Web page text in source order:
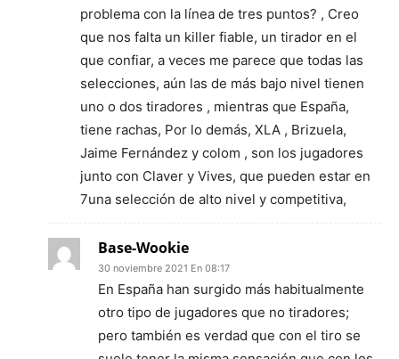
problema con la línea de tres puntos? , Creo
que nos falta un killer fiable, un tirador en el
que confiar, a veces me parece que todas las
selecciones, aún las de más bajo nivel tienen
uno o dos tiradores , mientras que España,
tiene rachas, Por lo demás, XLA , Brizuela,
Jaime Fernández y colom , son los jugadores
junto con Claver y Vives, que pueden estar en
7una selección de alto nivel y competitiva,
Base-Wookie
30 noviembre 2021 En 08:17
En España han surgido más habitualmente
otro tipo de jugadores que no tiradores;
pero también es verdad que con el tiro se